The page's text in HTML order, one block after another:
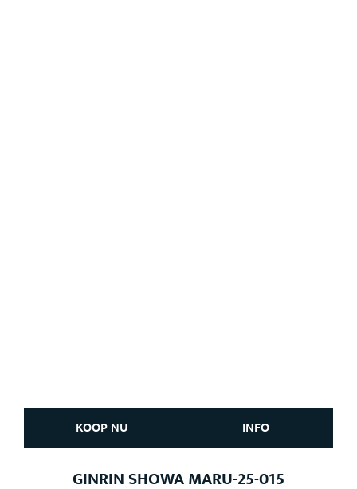
KOOP NU INFO
GINRIN SHOWA MARU-25-015